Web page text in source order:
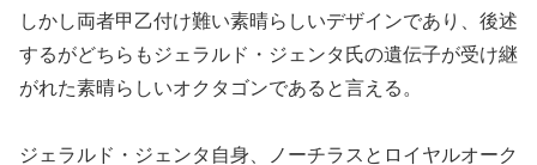
しかし両者甲乙付け難い素晴らしいデザインであり、後述
するがどちらもジェラルド・ジェンタ氏の遺伝子が受け継
がれた素晴らしいオクタゴンであると言える。
ジェラルド・ジェンタ自身、ノーチラスとロイヤルオーク